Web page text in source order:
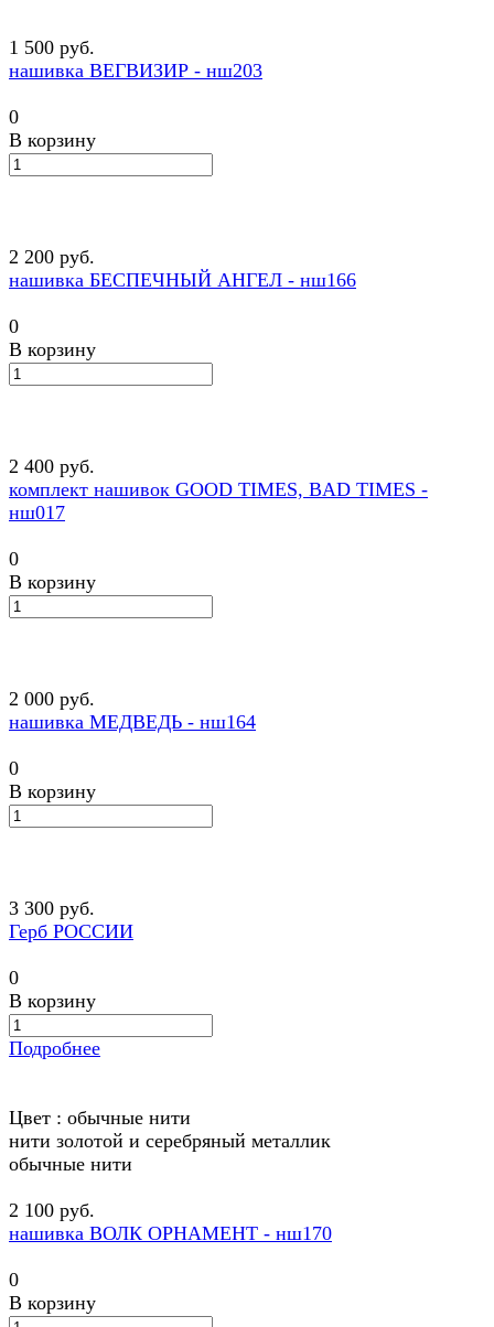
1 500 руб.
нашивка ВЕГВИЗИР - нш203
0
В корзину
2 200 руб.
нашивка БЕСПЕЧНЫЙ АНГЕЛ - нш166
0
В корзину
2 400 руб.
комплект нашивок GOOD TIMES, BAD TIMES -
нш017
0
В корзину
2 000 руб.
нашивка МЕДВЕДЬ - нш164
0
В корзину
3 300 руб.
Герб РОССИИ
0
В корзину
Подробнее
Цвет : обычные нити
нити золотой и серебряный металлик
обычные нити
2 100 руб.
нашивка ВОЛК ОРНАМЕНТ - нш170
0
В корзину